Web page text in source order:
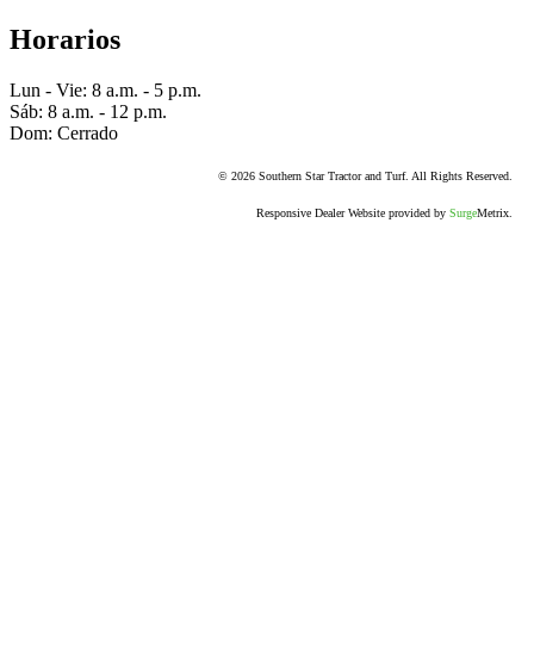
Horarios
Lun - Vie: 8 a.m. - 5 p.m.
Sáb: 8 a.m. - 12 p.m.
Dom: Cerrado
© 2026 Southern Star Tractor and Turf. All Rights Reserved.
Responsive Dealer Website provided by SurgeMetrix.